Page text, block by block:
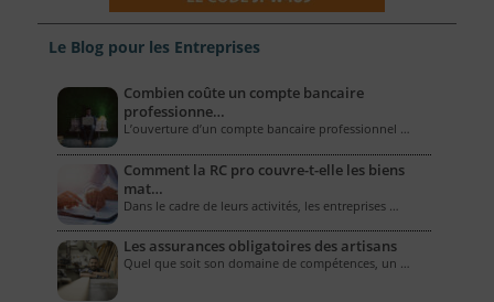
Le Blog pour les Entreprises
Combien coûte un compte bancaire
professionne…
L’ouverture d’un compte bancaire professionnel …
Comment la RC pro couvre-t-elle les biens
mat…
Dans le cadre de leurs activités, les entreprises …
Les assurances obligatoires des artisans
Quel que soit son domaine de compétences, un …